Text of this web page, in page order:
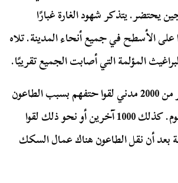
يحتضر. يتذكر شهود الغارة غبارًا
الأسطح في جميع أنحاء المدينة. تلاه
المؤلمة التي أصابت الجميع تقريبًا.
من المعروف أن أكثر من 2000 مدني لقوا حتفهم بسبب الطاعون
في أعقاب هذا الهجوم. كذلك 1000 آخرين أو نحو ذلك لقوا
بعد أن نقل الطاعون هناك عمال السكك